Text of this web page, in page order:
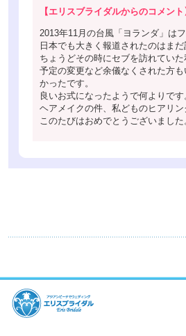
【エリスブライダルからのコメント
2013年11月の台風「ヨランダ」は
日本でも大きく報道されたのはま
ちょうどその時にセブを訪れてい
予定の変更など余儀なくされた方
かったです。
良いお式になったようで何よりです
ヘアメイクの件、私どものヒアリ
このたびはおめでとうございまし